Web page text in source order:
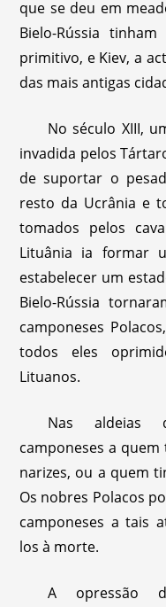
que se deu em
Bielo-Rússia
primitivo, e Kiev, a
das mais antigas
No século XIII,
invadida pelos
de suportar o
resto da Ucrânia e
tomados pelos
Lituânia ia formar
estabelecer um
Bielo-Rússia
camponeses
todos eles
Lituanos.
Nas aldeias
camponeses a
narizes, ou a quem
Os nobres Polacos
camponeses a tais
los à morte.
A opressão